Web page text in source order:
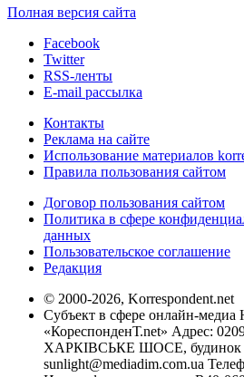
Полная версия сайта
Facebook
Twitter
RSS-ленты
E-mail рассылка
Контакты
Реклама на сайте
Использование материалов
Правила пользования сайтом
Договор пользования сайтом
Политика в сфере
данных
Пользовательское соглашение
Редакция
© 2000-2026, Korrespondent.net
Субъект в сфере онлайн-медиа
«КореспонденТ.net» Адрес:
ХАРКІВСЬКЕ ШОСЕ, будинок
sunlight@mediadim.com.ua